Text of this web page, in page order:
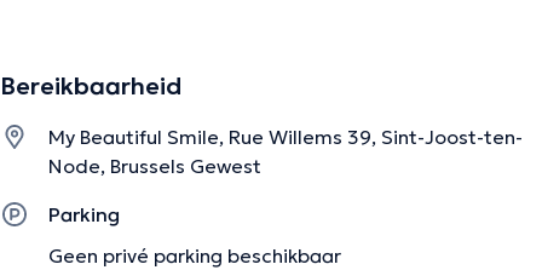
op geverifieerde informatie.
Bereikbaarheid
My Beautiful Smile, Rue Willems 39, Sint-Joost-ten-
Node, Brussels Gewest
Parking
Geen privé parking beschikbaar